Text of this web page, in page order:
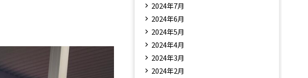
2024年7月
2024年6月
2024年5月
2024年4月
2024年3月
2024年2月